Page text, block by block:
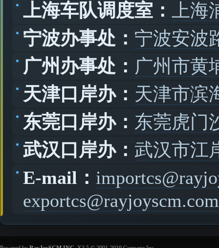
上海车队调度室：
上
宁波办事处： 宁波安波
广州办事处： 广州市黄
天津口岸办： 天津市滨
东莞口岸办： 东莞虎门
武汉口岸办： 武汉市江
E-mail：
exportcs@rayjoyscm.com